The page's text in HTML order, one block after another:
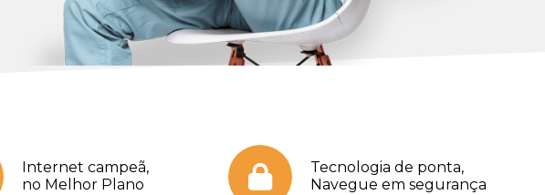
Internet campeã,
no Melhor Plano
Tecnologia de ponta,
Navegue em segurança